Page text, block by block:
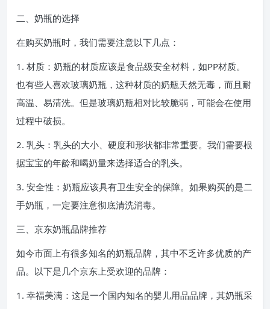
二、奶瓶的选择
在购买奶瓶时，我们需要注意以下几点：
1. 材质：奶瓶的材质应该是食品级安全材料，如PP材质。
也有些人喜欢玻璃奶瓶，这种材质的奶瓶天然无毒，而且耐
高温、易清洗。但是玻璃奶瓶相对比较脆弱，可能会在使用
过程中破损。
2. 乳头：乳头的大小、硬度和形状都非常重要。我们需要根
据宝宝的年龄和喝奶量来选择适合的乳头。
3. 安全性：奶瓶应该具有卫生安全的保障。如果购买的是二
手奶瓶，一定要注意彻底清洗消毒。
三、京东奶瓶品牌推荐
如今市面上有很多知名的奶瓶品牌，其中不乏许多优质的产
品。以下是几个京东上受欢迎的品牌：
1. 幸福美满：这是一个国内知名的婴儿用品品牌，其奶瓶采